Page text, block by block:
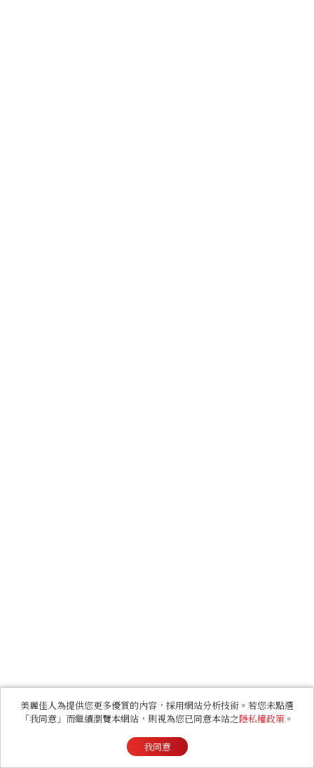
美麗佳人為提供您更多優質的內容，採用網站分析技術。若您未點選
「我同意」而繼續瀏覽本網站，則視為您已同意本站之隱私權政策 。
我同意